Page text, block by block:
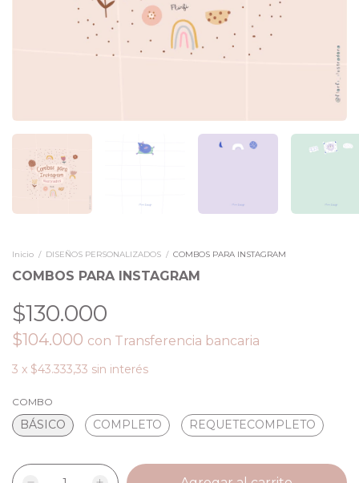
Inicio / DISEÑOS PERSONALIZADOS / COMBOS PARA INSTAGRAM
COMBOS PARA INSTAGRAM
$130.000
$104.000 con Transferencia bancaria
3 x $43.333,33 sin interés
COMBO
BÁSICO COMPLETO REQUETECOMPLETO